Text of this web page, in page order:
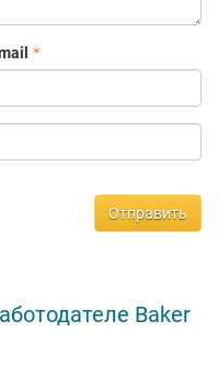
Отправить
Baker